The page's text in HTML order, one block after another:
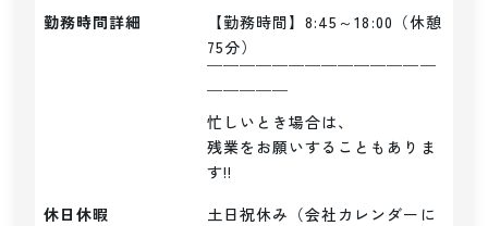
勤務時間詳細
【勤務時間】8:45～18:00（休憩
75分）
￣￣￣￣￣￣￣￣￣￣￣￣￣￣
￣￣￣￣￣
忙しいとき場合は、
残業をお願いすることもありま
す!!
休日休暇
土日祝休み（会社カレンダーに